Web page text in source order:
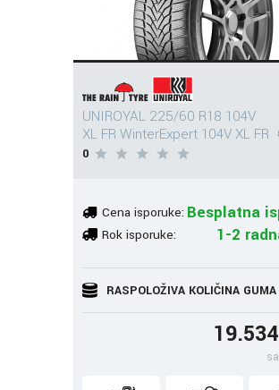
UNIROYAL 225/60 R18 104V
XL FR WinterExpert 104V XL FR
0
Cena isporuke: Besplatna
Rok isporuke: 1-2
RASPOLOŽIVA KOLIČINA GUMA